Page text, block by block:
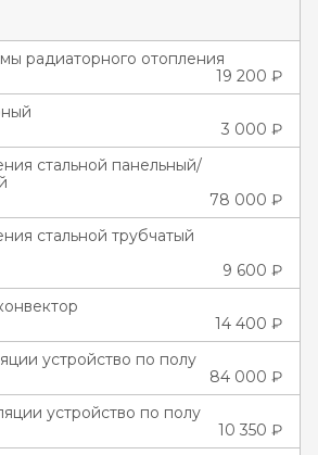
радиаторного отопления
19 200 ₽
3 000 ₽
стальной панельный/
78 000 ₽
стальной трубчатый
9 600 ₽
14 400 ₽
устройство по полу
84 000 ₽
устройство по полу
10 350 ₽